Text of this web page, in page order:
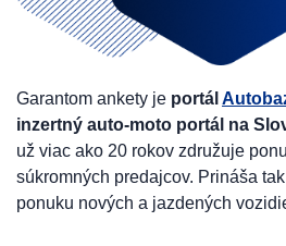
Garantom ankety je portál
inzertný auto-moto portál na
už viac ako 20 rokov združuje
súkromných predajcov. Prináša
ponuku nových a jazdených